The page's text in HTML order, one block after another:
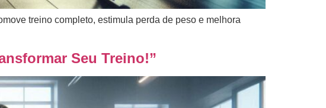
treino completo, estimula perda de peso e melhora
Seu Treino!”